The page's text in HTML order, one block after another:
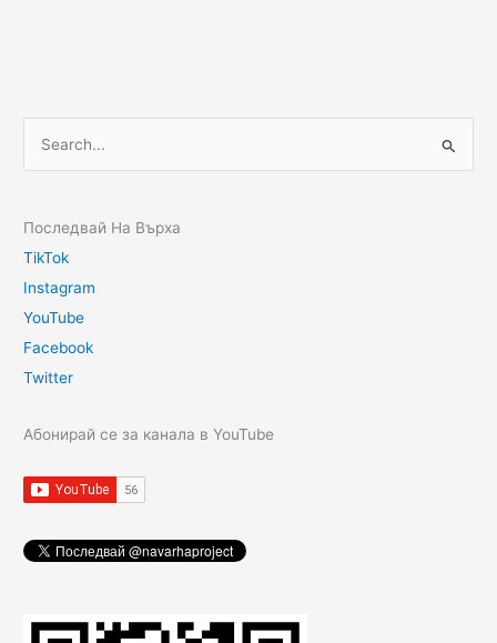
Последвай На Върха
TikTok
Instagram
YouTube
Facebook
Twitter
Абонирай се за канала в YouTube